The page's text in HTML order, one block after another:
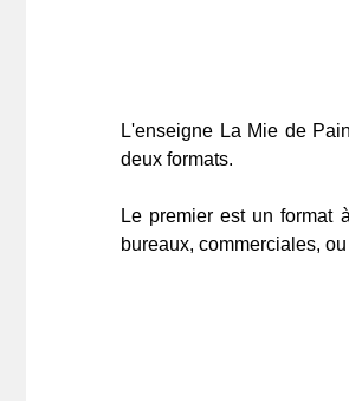
L'enseigne La Mie de
deux formats.
Le premier est un format
bureaux, commerciales,